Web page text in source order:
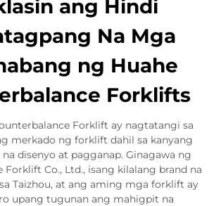
ang Hindi
Na Mga
ng Huahe
Forklifts
Forklift ay nagtatangi sa
merkado ng forklift dahil sa kanyang
na disenyo at pagganap. Ginagawa ng
Forklift Co., Ltd., isang kilalang brand na
Taizhou, at ang aming mga forklift ay
upang tugunan ang mahigpit na